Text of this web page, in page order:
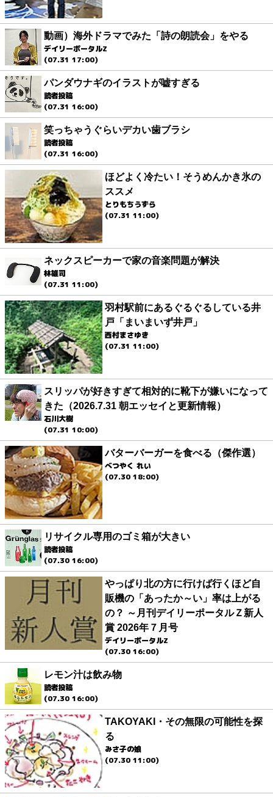
動画）海外ドラマでみた「詩の朗読会」をやる
デイリーポータルZ
(07.31 17:00)
パンダウナギのイラストが嘘すぎる
読者投稿
(07.31 16:00)
笑っちゃうぐらいデカい歯ブラシ
読者投稿
(07.31 16:00)
ほどよく冷たい！そうめんかき氷の
ススメ
とりもちうずら
(07.31 11:00)
ネックスピーカーで家の音楽問題が解決
林雄司
(07.31 11:00)
羽村駅前にあるぐるぐるしている井
戸「まいまいず井戸」
西村まさゆき
(07.31 11:00)
スリッパが好きすぎて相対的に靴下が嫌いになって
きた（2026.7.31 朝エッセイと更新情報）
石川大樹
(07.31 10:00)
バターバーガーを食べる（傑作選）
べつやく れい
(07.30 18:00)
リサイクル専用のゴミ箱が大きい
読者投稿
(07.30 16:00)
やっぱり北の方に行けば行くほど自
販機の「あったか～い」率は上がる
の？ ～月刊デイリーポータルＺ新人
賞 2026年７月号
デイリーポータルZ
(07.30 16:00)
レモン汁は飲み物
読者投稿
(07.30 16:00)
TAKOYAKI・その無限の可能性を探
る
みさ子の娘
(07.30 11:00)